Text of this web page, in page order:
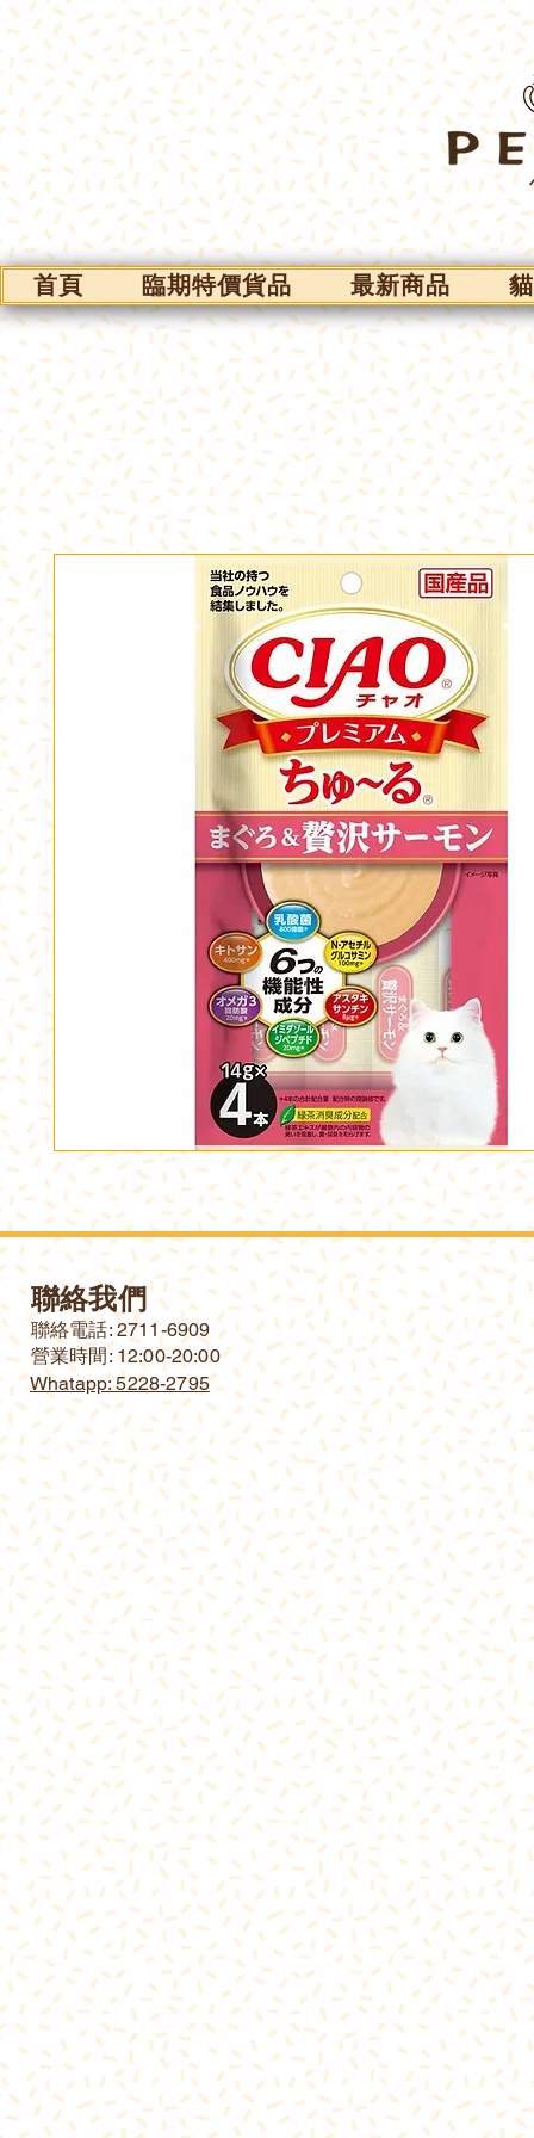
首頁 臨期特價貨品 最新商品
聯絡我們
​聯絡電話: 2711-6909
營業時間: 12:00-20:00
Whatapp: 5228-2795